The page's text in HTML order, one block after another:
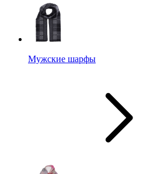
Мужские шарфы